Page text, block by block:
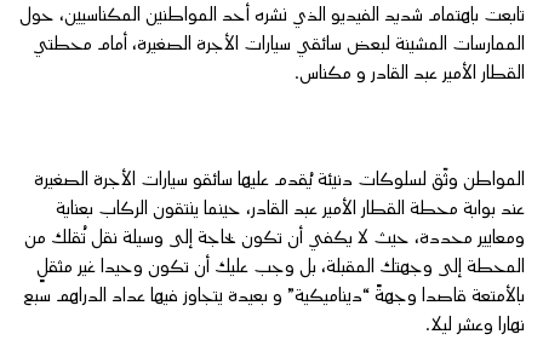
تابعت باهتمام شديد الفيديو الذي نشره أحد المواطنين المكناسيين، حول
الممارسات المشينة لبعض سائقي سيارات الأجرة الصغيرة، أمام محطتي
القطار الأمير عبد القادر و مكناس.
المواطن وثّق لسلوكات دنيئة يُقدم عليها سائقو سيارات الأجرة الصغيرة
عند بوابة محطة القطار الأمير عبد القادر، حينما ينتقون الركاب بعناية
ومعايير محددة، حيث لا يكفي أن تكون بحاجة إلى وسيلة نقل تُقلك من
المحطة إلى وجهتك المقبلة، بل وجب عليك أن تكون وحيدا غير مثقلٍ
بالأمتعة قاصدا وجهةً “ديناميكية” و بعيدة يتجاوز فيها عداد الدراهم سبع
نهارا وعشر ليلا.